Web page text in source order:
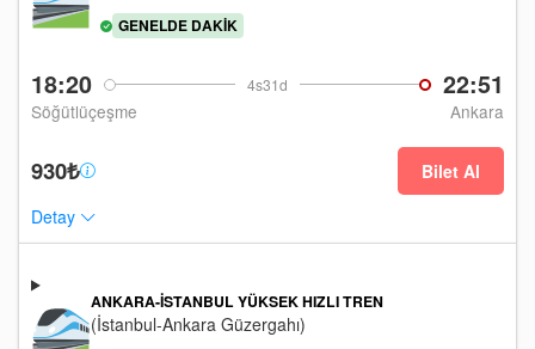
18:20 4s31d 22:51
Söğütlüçeşme Ankara
GENELDE DAKIK
930₺
Bilet Al
Detay
ANKARA-İSTANBUL YÜKSEK HIZLI TREN
(İstanbul-Ankara Güzergahı)